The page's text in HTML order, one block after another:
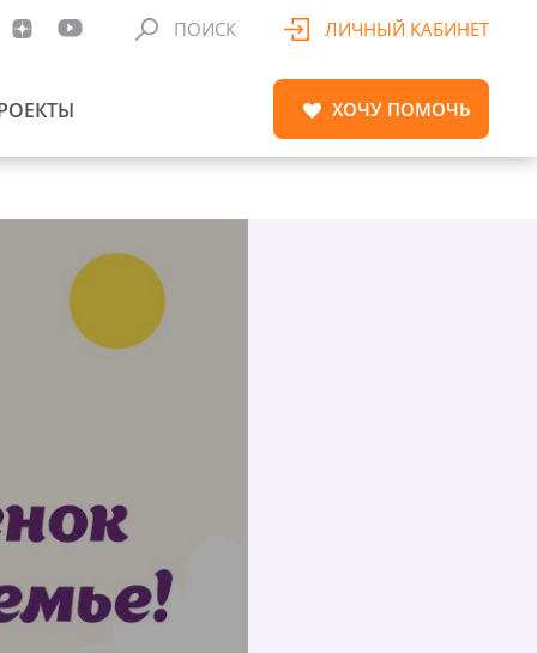
ПОИСК ЛИЧНЫЙ КАБИНЕТ
ХОЧУ ПОМОЧЬ